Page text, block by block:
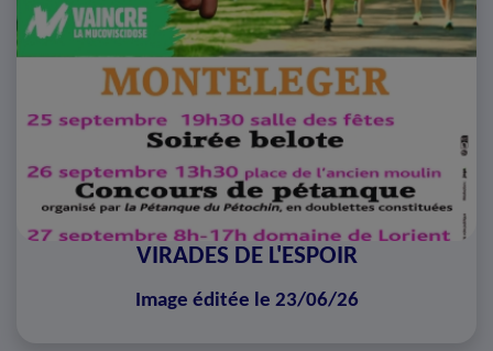
VIRADES DE L'ESPOIR
Image éditée le 23/06/26